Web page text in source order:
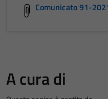
Comunicato 91-
A cura di